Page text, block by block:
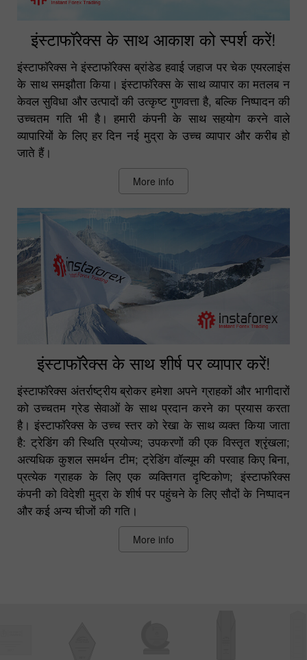
इंस्टाफॉरेक्स के साथ आकाश को स्पर्श करें!
इंस्टाफॉरेक्स ने इंस्टाफॉरेक्स ब्रांडेड हवाई जहाज पर चेक एयरलाइंस
के साथ समझौता किया। इंस्टाफॉरेक्स के साथ व्यापार का मतलब न
केवल सुविधा और उत्पादों की उत्कृष्ट गुणवत्ता है, बल्कि निष्पादन की
उच्चतम गति भी है। हमारी कंपनी के साथ सहयोग करने वाले
व्यापारियों के लिए हर दिन नई मुद्रा के उच्च व्यापार और करीब हो
जाते हैं।
More info
इंस्टाफॉरेक्स के साथ शीर्ष पर व्यापार करें!
इंस्टाफॉरेक्स अंतर्राष्ट्रीय ब्रोकर हमेशा अपने ग्राहकों और भागीदारों
को उच्चतम ग्रेड सेवाओं के साथ प्रदान करने का प्रयास करता
है। इंस्टाफॉरेक्स के उच्च स्तर को रेखा के साथ व्यक्त किया जाता
है: ट्रेडिंग की स्थिति प्रयोज्य; उपकरणों की एक विस्तृत श्रृंखला;
अत्यधिक कुशल समर्थन टीम; ट्रेडिंग वॉल्यूम की परवाह किए बिना,
प्रत्येक ग्राहक के लिए एक व्यक्तिगत दृष्टिकोण; इंस्टाफॉरेक्स
कंपनी को विदेशी मुद्रा के शीर्ष पर पहुंचने के लिए सौदों के निष्पादन
और कई अन्य चीजों की गति।
More info